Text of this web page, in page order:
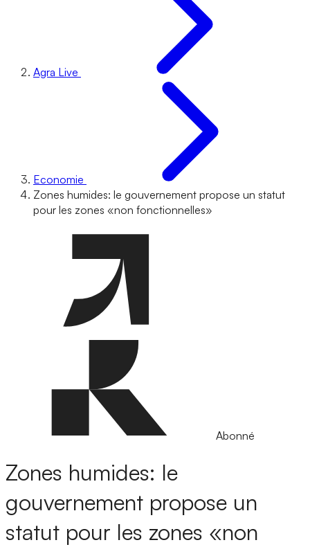
Agra Live
Economie
Zones humides: le gouvernement propose un statut
pour les zones «non fonctionnelles»
Abonné
Zones humides: le
gouvernement propose un
statut pour les zones «non